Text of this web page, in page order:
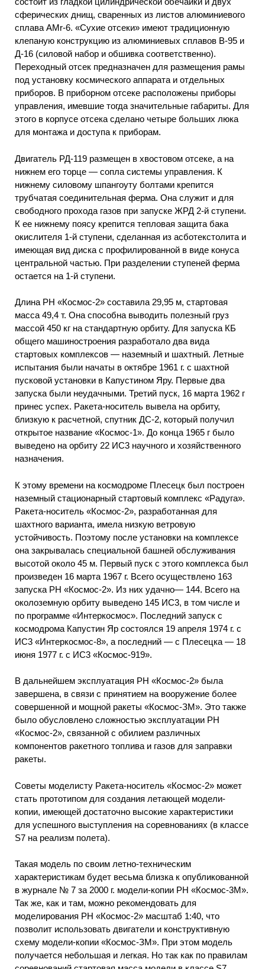
сферических днищ, сваренных из листов алюминиевого
сплава АМr-6. «Сухие отсеки» имеют традиционную
клепаную конструкцию из алюминиевых сплавов В-95 и
Д-16 (силовой набор и обшивка соответственно).
Переходный отсек предназначен для размещения рамы
под установку космического аппарата и отдельных
приборов. В приборном отсеке расположены приборы
управления, имевшие тогда значительные габариты. Для
этого в корпусе отсека сделано четыре больших люка
для монтажа и доступа к приборам.
Двигатель РД-119 размещен в хвостовом отсеке, а на
нижнем его торце — сопла системы управления. К
нижнему силовому шпангоуту болтами крепится
трубчатая соединительная ферма. Она служит и для
свободного прохода газов при запуске ЖРД 2-й ступени.
К ее нижнему поясу крепится тепловая защита бака
окислителя 1-й ступени, сделанная из асботекстолита и
имеющая вид диска с профилированной в виде конуса
центральной частью. При разделении ступеней ферма
остается на 1-й ступени.
Длина PH «Космос-2» составила 29,95 м, стартовая
масса 49,4 т. Она способна выводить полезный груз
массой 450 кг на стандартную орбиту. Для запуска КБ
общего машиностроения разработало два вида
стартовых комплексов — наземный и шахтный. Летные
испытания были начаты в октябре 1961 г. с шахтной
пусковой установки в Капустином Яру. Первые два
запуска были неудачными. Третий пуск, 16 марта 1962 г
принес успех. Ракета-носитель вывела на орбиту,
близкую к расчетной, спутник ДС-2, который получил
открытое название «Космос-1». До конца 1965 г было
выведено на орбиту 22 ИС3 научного и хозяйственного
назначения.
К этому времени на космодроме Плесецк был построен
наземный стационарный стартовый комплекс «Радуга».
Ракета-носитель «Космос-2», разработанная для
шахтного варианта, имела низкую ветровую
устойчивость. Поэтому после установки на комплексе
она закрывалась специальной башней обслуживания
высотой около 45 м. Первый пуск с этого комплекса был
произведен 16 марта 1967 г. Всего осуществлено 163
запуска PH «Космос-2». Из них удачно— 144. Всего на
околоземную орбиту выведено 145 ИС3, в том числе и
по программе «Интеркосмос». Последний запуск с
космодрома Капустин Яр состоялся 19 апреля 1974 г. с
ИС3 «Интеркосмос-8», а последний — с Плесецка — 18
июня 1977 г. с ИС3 «Космос-919».
В дальнейшем эксплуатация PH «Космос-2» была
завершена, в связи с принятием на вооружение более
совершенной и мощной ракеты «Космос-ЗМ». Это также
было обусловлено сложностью эксплуатации PH
«Космос-2», связанной с обилием различных
компонентов ракетного топлива и газов для заправки
ракеты.
Советы моделисту Ракета-носитель «Космос-2» может
стать прототипом для создания летающей модели-
копии, имеющей достаточно высокие характеристики
для успешного выступления на соревнованиях (в классе
S7 на реализм полета).
Такая модель по своим летно-техническим
характеристикам будет весьма близка к опубликованной
в журнале № 7 за 2000 г. модели-копии PH «Космос-3М».
Так же, как и там, можно рекомендовать для
моделирования PH «Космос-2» масштаб 1:40, что
позволит использовать двигатели и конструктивную
схему модели-копии «Космос-ЗМ». При этом модель
получается небольшая и легкая. Но так как по правилам